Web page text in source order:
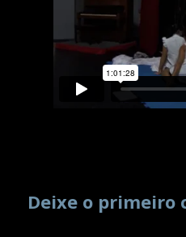
Deixe o primeiro